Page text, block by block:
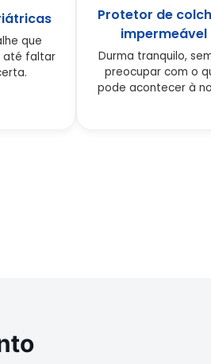
que
até faltar
Protetor de
impermeável
Durma tranquilo,
preocupar com o
pode acontecer à